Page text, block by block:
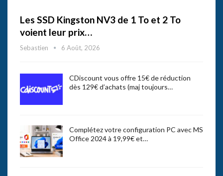
Les SSD Kingston NV3 de 1 To et 2 To
voient leur prix…
Sebastien 6 Août, 2026
CDiscount vous offre 15€ de réduction
dès 129€ d’achats (maj toujours…
Complétez votre configuration PC avec MS
Office 2024 à 19,99€ et…